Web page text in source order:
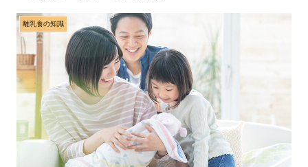
離乳食の知識